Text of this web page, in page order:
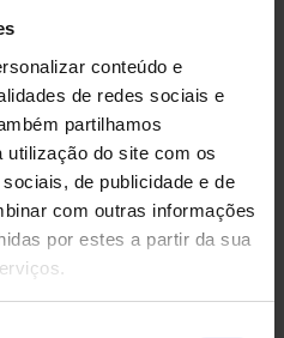
conteúdo e
de redes sociais e
partilhamos
utilização do site com os
de publicidade e de
com outras informações
por estes a partir da sua
FIBRA DE